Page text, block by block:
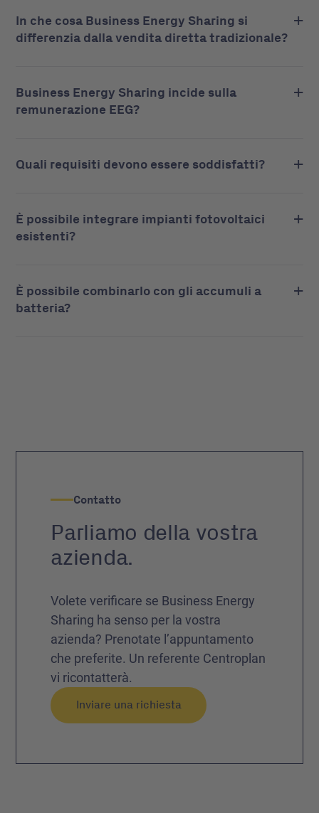
In che cosa Business Energy Sharing si
differenzia dalla vendita diretta tradizionale?
Business Energy Sharing incide sulla
remunerazione EEG?
Quali requisiti devono essere soddisfatti?
È possibile integrare impianti fotovoltaici
esistenti?
È possibile combinarlo con gli accumuli a
batteria?
Contatto
Parliamo della vostra
azienda.
Volete verificare se Business Energy
Sharing ha senso per la vostra
azienda? Prenotate l’appuntamento
che preferite. Un referente Centroplan
vi ricontatterà.
Inviare una richiesta